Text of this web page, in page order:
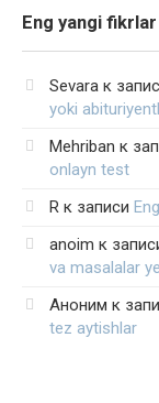
Eng yangi fikrlar
Sevara к
yoki
Mehriban к
onlayn test
R к записи
anoim к
va masalalar
Аноним к
tez aytishlar